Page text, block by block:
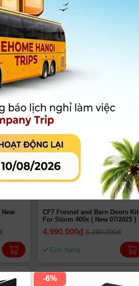
( New
Đèn Led amaran Halo 100x ( New
03/2026 )| Chính Hãng
4.590.000
Còn hàng
New
CF7 Fresnel and Barn Doors Kit
For Storm 400x ( New 07/2025 )
4.990.000đ 5.290.000đ
Còn hàng
-6%